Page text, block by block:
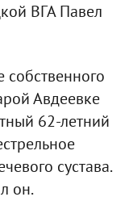
ВГА Павел
Авдеевке
62-летний
сустава.
он.